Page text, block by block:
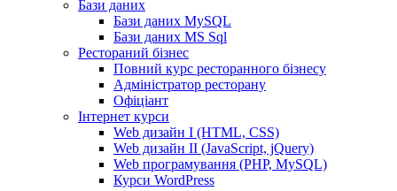
Бази даних
Бази даних MySQL
Бази даних MS Sql
Рестораний бізнес
Повний курс ресторанного бізнесу
Адміністратор ресторану
Офіціант
Інтернет курси
Web дизайн I (HTML, CSS)
Web дизайн II (JavaScript, jQuery)
Web програмування (PHP, MySQL)
Курси WordPress